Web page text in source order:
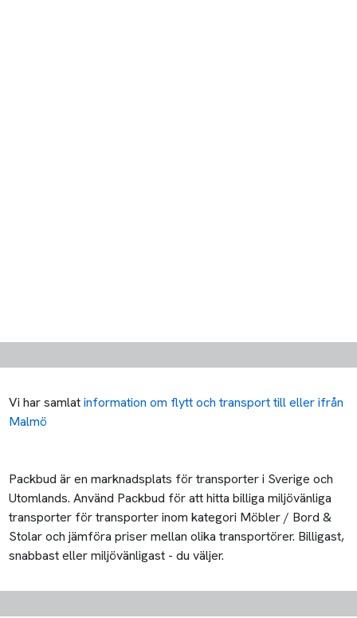
Vi har samlatinformation om flytt och transport till eller ifrån
Malmö
Packbud är en marknadsplats för transporter i Sverige och
Utomlands. Använd Packbud för att hitta billiga miljövänliga
transporter för transporter inom kategori Möbler / Bord &
Stolar och jämföra priser mellan olika transportörer. Billigast,
snabbast eller miljövänligast - du väljer.